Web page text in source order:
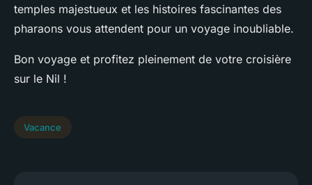
temples majestueux et les histoires fascinantes des
pharaons vous attendent pour un voyage inoubliable.
Bon voyage et profitez pleinement de votre croisière
sur le Nil !
Vacance